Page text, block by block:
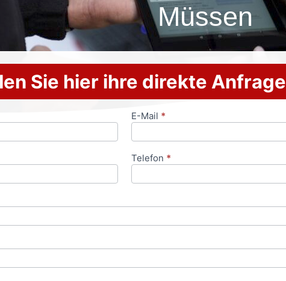
Müssen
Sie hier ihre direkte Anfrage
E-Mail *
Telefon *